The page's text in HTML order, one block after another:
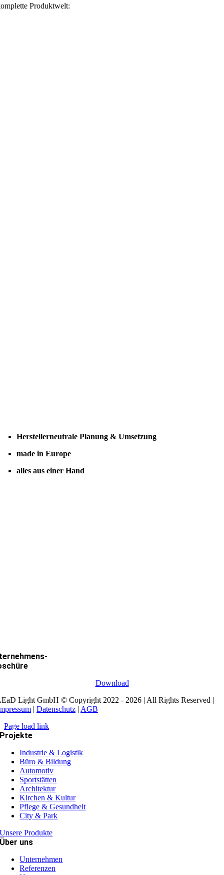
Produktwelt:
Herstellerneutrale Planung & Umsetzung
made in Europe
alles aus einer Hand
Download
Light GmbH © Copyright 2022 - 2026 | All Rights Reserved |
| Datenschutz | AGB
Page load link
Projekte
Industrie & Logistik
Büro & Bildung
Automotiv
Sportstätten
Architektur
Kirchen & Kultur
Pflege & Gesundheit
City & Park
Unsere Produkte
Über uns
Unternehmen
Referenzen